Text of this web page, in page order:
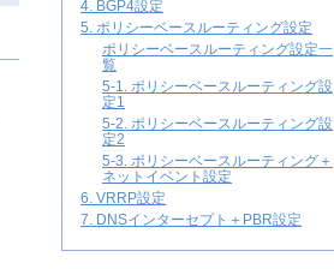
4. BGP4設定
5. ポリシーベースルーティング設定
ポリシーベースルーティング設定一
覧
5-1. ポリシーベースルーティング設
定1
5-2. ポリシーベースルーティング設
定2
5-3. ポリシーベースルーティング＋
ネットイベント設定
6. VRRP設定
7. DNSインターセプト＋PBR設定